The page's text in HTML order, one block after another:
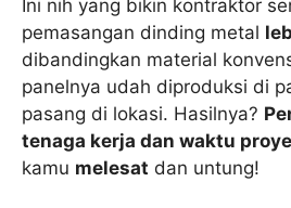
Ini nih yang bikin kontraktor
pemasangan dinding metal
dibandingkan material
panelnya udah diproduksi di
pasang di lokasi. Hasilnya?
tenaga kerja dan waktu
kamu melesat dan untung!